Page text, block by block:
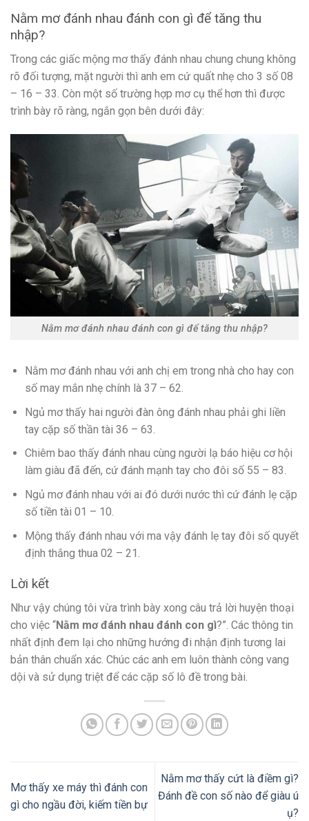
Nằm mơ đánh nhau đánh con gì để tăng thu
nhập?
Trong các giấc mộng mơ thấy đánh nhau chung chung không
rõ đối tượng, mặt người thì anh em cứ quất nhẹ cho 3 số 08
– 16 – 33. Còn một số trường hợp mơ cụ thể hơn thì được
trình bày rõ ràng, ngắn gọn bên dưới đây:
Nằm mơ đánh nhau đánh con gì để tăng thu nhập?
Nằm mơ đánh nhau với anh chị em trong nhà cho hay con
số may mắn nhẹ chính là 37 – 62.
Ngủ mơ thấy hai người đàn ông đánh nhau phải ghi liền
tay cặp số thần tài 36 – 63.
Chiêm bao thấy đánh nhau cùng người lạ báo hiệu cơ hội
làm giàu đã đến, cứ đánh mạnh tay cho đôi số 55 – 83.
Ngủ mơ đánh nhau với ai đó dưới nước thì cứ đánh lẹ cặp
số tiền tài 01 – 10.
Mộng thấy đánh nhau với ma vậy đánh lẹ tay đôi số quyết
định thắng thua 02 – 21.
Lời kết
Như vậy chúng tôi vừa trình bày xong câu trả lời huyện thoại
cho việc “Nằm mơ đánh nhau đánh con gì?”. Các thông tin
nhất định đem lại cho những hướng đi nhận định tương lai
bản thân chuẩn xác. Chúc các anh em luôn thành công vang
dội và sử dụng triệt để các cặp số lô đề trong bài.
Mơ thấy xe máy thì đánh con
gì cho ngầu đời, kiếm tiền bự
Nằm mơ thấy cứt là điềm gì?
Đánh đề con số nào để giàu ú
ụ?